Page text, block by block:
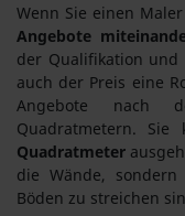
Wenn Sie einen
Angebote
der Qualifikation
auch der Preis eine
Angebote nach
Quadratmetern. Sie
Quadratmeter
die Wände,
Böden zu streichen